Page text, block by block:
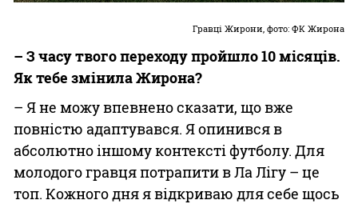
Гравці Жирони, фото: ФК Жирона
– З часу твого переходу пройшло 10 місяців.
Як тебе змінила Жирона?
– Я не можу впевнено сказати, що вже
повністю адаптувався. Я опинився в
абсолютно іншому контексті футболу. Для
молодого гравця потрапити в Ла Лігу – це
топ. Кожного дня я відкриваю для себе щось